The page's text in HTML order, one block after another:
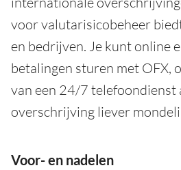
voor valutarisicobeheer
en bedrijven. Je kunt online
betalingen sturen met OFX,
van een 24/7 telefoondienst
overschrijving liever
Voor- en nadelen